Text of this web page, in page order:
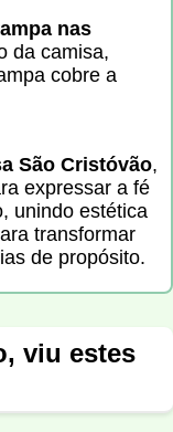
nas
da camisa,
cobre a
São Cristóvão,
expressar a fé
unindo estética
transformar
de propósito.
viu estes